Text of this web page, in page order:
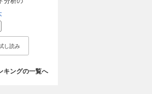
し読み
キングの一覧へ